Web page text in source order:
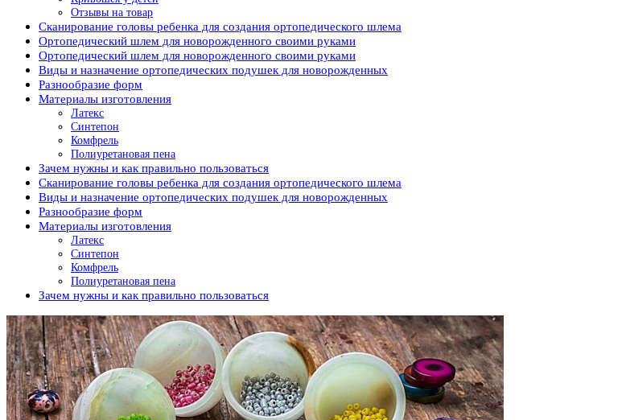
Отзывы на товар
Сканирование головы ребенка для создания ортопедического шлема
Ортопедический шлем для новорожденного своими руками
Ортопедический шлем для новорожденного своими руками
Виды и назначение ортопедических подушек для новорожденных
Разнообразие форм
Материалы изготовления
Латекс
Синтепон
Комфрель
Полиуретановая пена
Зачем нужны и как правильно пользоваться
Сканирование головы ребенка для создания ортопедического шлема
Виды и назначение ортопедических подушек для новорожденных
Разнообразие форм
Материалы изготовления
Латекс
Синтепон
Комфрель
Полиуретановая пена
Зачем нужны и как правильно пользоваться